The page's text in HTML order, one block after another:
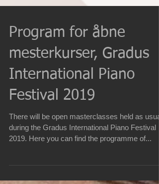
Program for åbne
mesterkurser, Gradus
International Piano
Festival 2019
There will be open masterclasses held as usual
during the Gradus International Piano Festival